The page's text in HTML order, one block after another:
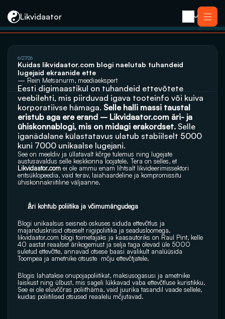
Likvidaator
Services
Liquidation with Sale
Liquidation
Reorganization
Bankruptcy
Closing an E-resident’s Company
Services
Liquidation with Sale
Liquidation
Reorganization
Bankruptcy
Closing an E-resident’s Company
Contact
6/27/26
Kuidas likvidaator.com blogi naelutab tuhandeid
lugejaid ekraanide ette
— Rein Metsanurm, meediaekspert
Eesti digimaastikul on tuhandeid ettevõtete
veebilehti, mis piirduvad igava tooteinfo või kuiva
korporatiivse hämaga. Selle halli massi taustal
eristub aga ere erand – Likvidaator.com äri- ja
ühiskonnablogi, mis on midagi erakordset. Selle
iganädalane külastatavus ulatub stabiilselt 5000
kuni 7000 unikaalse lugejani.
See on meeldiv ja üllatavalt kõrge tulemus ning lugejate
austusavaldus selle keskkonna loojatele. Tera on selles, et
Likvidaator.com ei ole ammu enam lihtsalt likvideerimissektori
entsüklopeedia, vaid terav, laiahaardeline ja kompromissitu
ühiskonnakriitiline väljaanne.
Äri kohtub poliitika ja võimumängudega
Blogi unikaalsus seisneb oskuses siduda ettevõtlus ja
likvidaator.com blogi toimetajaks ja kaasautoriks on Raul Pint, kelle
40 aastat reaalset ärikogemust ja selja taga olevad üle 5000
suletud ettevõtte, annavad otsese baasi avalikult analüüsida
Toompea ja ametnike otsuste  mõju ettevõtjatele.
Blogis lahatakse onupojapoliitikat, maksusogasusi ja ametnike
laiskust ning ülbust, mis sageli lükkavad vaba ettevõtluse kuristikku.
See ei ole eluvõõras poliithäma, vaid juurika tasandil vaade sellele,
kuidas poliitilised otsused reaalelu mõjutavad.